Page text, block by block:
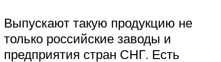
Выпускают такую продукцию не
только российские заводы и
предприятия стран СНГ. Есть